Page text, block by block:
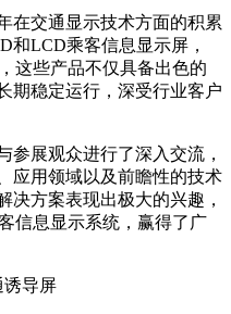
在交通显示技术方面的积累
和LCD乘客信息显示屏，
这些产品不仅具备出色的
期稳定运行，深受行业客户
参展观众进行了深入交流，
应用领域以及前瞻性的技术
决方案表现出极大的兴趣，
信息显示系统，赢得了广